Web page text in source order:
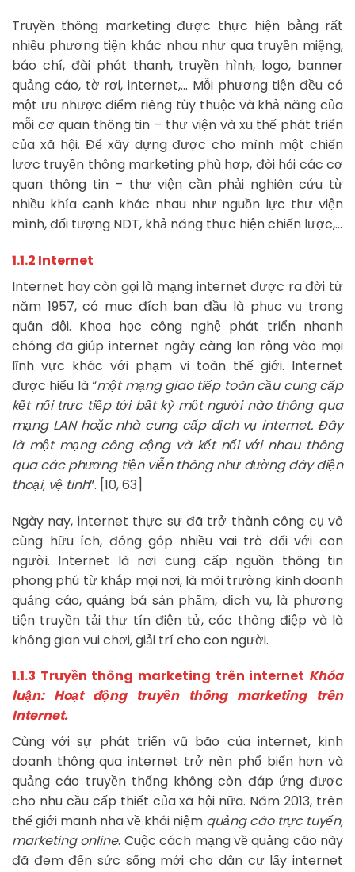
Truyền thông marketing được thực hiện bằng rất
nhiều phương tiện khác nhau như qua truyền miệng,
báo chí, đài phát thanh, truyền hình, logo, banner
quảng cáo, tờ rơi, internet,… Mỗi phương tiện đều có
một ưu nhược điểm riêng tùy thuộc và khả năng của
mỗi cơ quan thông tin – thư viện và xu thế phát triển
của xã hội. Để xây dựng được cho mình một chiến
lược truyền thông marketing phù hợp, đòi hỏi các cơ
quan thông tin – thư viện cần phải nghiên cứu từ
nhiều khía cạnh khác nhau như nguồn lực thư viện
mình, đối tượng NDT, khả năng thực hiện chiến lược,…
1.1.2 Internet
Internet hay còn gọi là mạng internet được ra đời từ
năm 1957, có mục đích ban đầu là phục vụ trong
quân đội. Khoa học công nghệ phát triển nhanh
chóng đã giúp internet ngày càng lan rộng vào mọi
lĩnh vực khác với phạm vi toàn thế giới. Internet
được hiểu là “một mạng giao tiếp toàn cầu cung cấp
kết nối trực tiếp tới bất kỳ một người nào thông qua
mạng LAN hoặc nhà cung cấp dịch vụ internet. Đây
là một mạng công cộng và kết nối với nhau thông
qua các phương tiện viễn thông như đường dây điện
thoại, vệ tinh”. [10, 63]
Ngày nay, internet thực sự đã trở thành công cụ vô
cùng hữu ích, đóng góp nhiều vai trò đối với con
người. Internet là nơi cung cấp nguồn thông tin
phong phú từ khắp mọi nơi, là môi trường kinh doanh
quảng cáo, quảng bá sản phẩm, dịch vụ, là phương
tiện truyền tải thư tín điện tử, các thông điệp và là
không gian vui chơi, giải trí cho con người.
1.1.3 Truyền thông marketing trên internet Khóa
luận: Hoạt động truyền thông marketing trên
Internet.
Cùng với sự phát triển vũ bão của internet, kinh
doanh thông qua internet trở nên phổ biến hơn và
quảng cáo truyền thống không còn đáp ứng được
cho nhu cầu cấp thiết của xã hội nữa. Năm 2013, trên
thế giới manh nha về khái niệm quảng cáo trực tuyến,
marketing online. Cuộc cách mạng về quảng cáo này
đã đem đến sức sống mới cho dân cư lấy internet